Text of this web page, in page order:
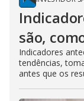
são,
Indicadores
tendências,
antes que os